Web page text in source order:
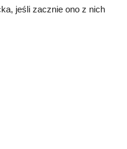
jeśli zacznie ono z nich